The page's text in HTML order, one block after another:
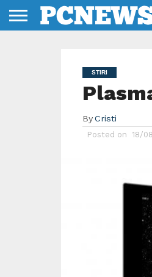
STIRI
By Cristi
Posted on 18/